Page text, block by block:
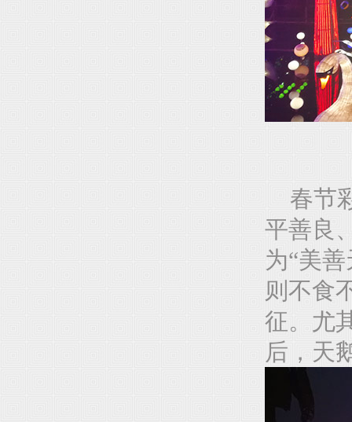
春节
平善良
为“美
则不食
征。尤
后，天